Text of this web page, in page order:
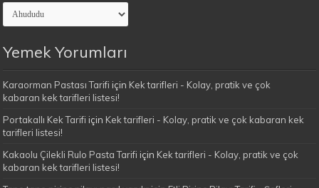
Evimin
Yemekleri
Kategoriler
Yemek Yorumları
Karaorman Pastası Tarifi için Kek tarifleri - Kolay, pratik ve çok
kabaran kek tarifleri listesi!
Portakallı Kek Tarifi için Kek tarifleri - Kolay, pratik ve çok kabaran kek
tarifleri listesi!
Kakaolu Çilekli Rulo Pasta Tarifi için Kek tarifleri - Kolay, pratik ve çok
kabaran kek tarifleri listesi!